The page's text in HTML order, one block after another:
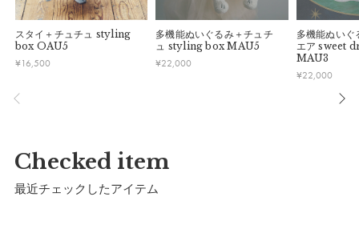
スタイ＋チュチュ styling
box OAU5
¥16,500
多機能ぬいぐるみ＋チュチ
ュ styling box MAU5
¥22,000
多機能ぬいぐ
エア sweet
MAU3
¥22,000
Checked item
最近チェックしたアイテム